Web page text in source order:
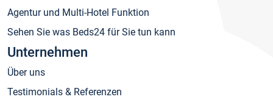
Agentur und Multi-Hotel Funktion
Sehen Sie was Beds24 für Sie tun kann
Unternehmen
Über uns
Testimonials & Referenzen